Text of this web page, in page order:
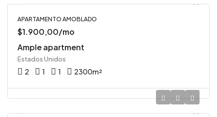
APARTAMENTO AMOBLADO
$1.900,00/mo
Ample apartment
Estados Unidos
2 1 1 2300m²